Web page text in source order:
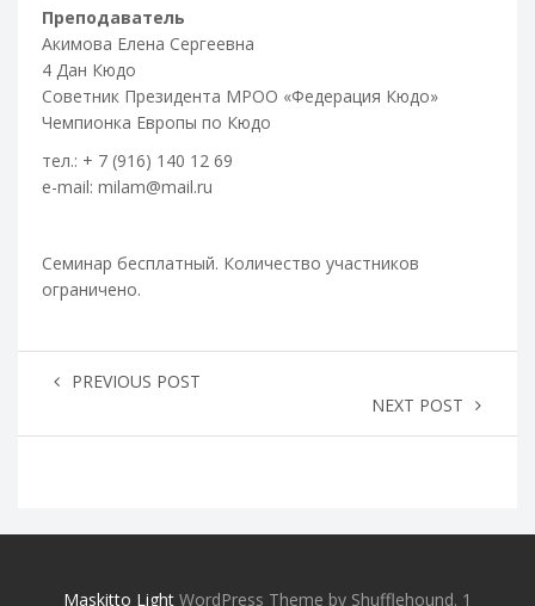
Преподаватель
Акимова Елена Сергеевна
4 Дан Кюдо
Советник Президента МРОО «Федерация Кюдо»
Чемпионка Европы по Кюдо
тел.: + 7 (916) 140 12 69
e-mail: milam@mail.ru
Семинар бесплатный. Количество участников
ограничено.
PREVIOUS POST
NEXT POST
Maskitto Light WordPress Theme by Shufflehound. 1